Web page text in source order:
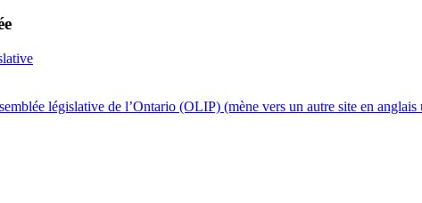
législative de l’Ontario (OLIP) (mène vers un autre site en anglais